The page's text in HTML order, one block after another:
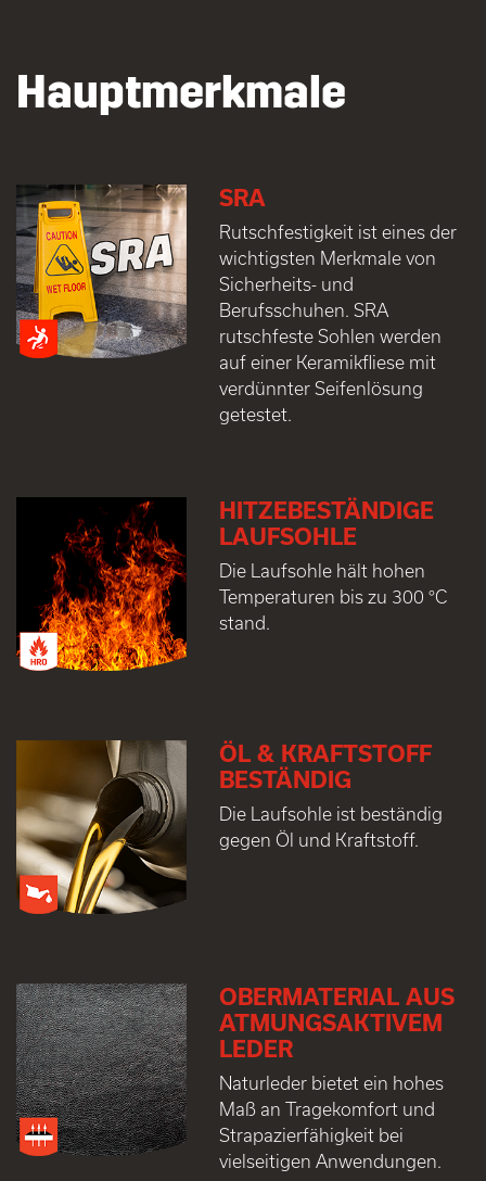
Hauptmerkmale
SRA
Rutschfestigkeit ist eines der
wichtigsten Merkmale von
Sicherheits- und
Berufsschuhen. SRA
rutschfeste Sohlen werden
auf einer Keramikfliese mit
verdünnter Seifenlösung
getestet.
HITZEBESTÄNDIGE
LAUFSOHLE
Die Laufsohle hält hohen
Temperaturen bis zu 300 °C
stand.
ÖL & KRAFTSTOFF
BESTÄNDIG
Die Laufsohle ist beständig
gegen Öl und Kraftstoff.
OBERMATERIAL AUS
ATMUNGSAKTIVEM
LEDER
Naturleder bietet ein hohes
Maß an Tragekomfort und
Strapazierfähigkeit bei
vielseitigen Anwendungen.